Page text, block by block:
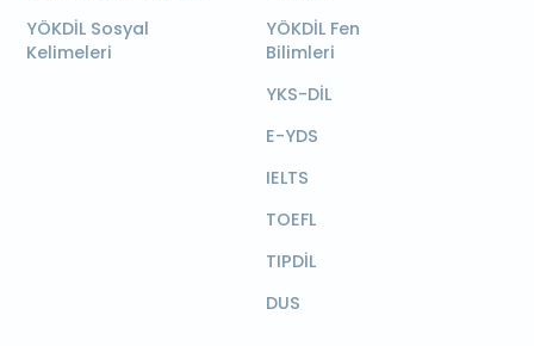
YÖKDİL Sosyal
Kelimeleri
YÖKDİL Fen
Bilimleri
YKS-DİL
E-YDS
IELTS
TOEFL
TIPDİL
DUS